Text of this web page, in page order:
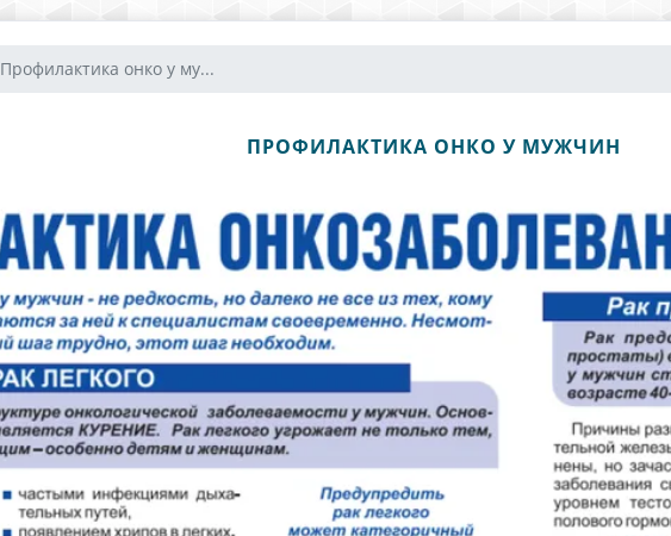
Профилактика онко у му...
ПРОФИЛАКТИКА ОНКО У МУЖЧИН